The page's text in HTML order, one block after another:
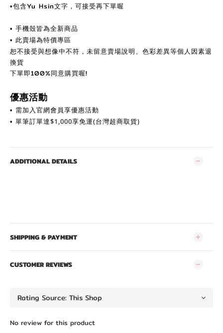
•包含Yu Hsin文字，可接受再下單喔
• 手機殼皆為全新商品
• 此賣場為特價專區
恕不接受與想像中不符，未留意賣場說明、色彩差異等個人因素退
換貨
下單即100%同意購買喔!
優惠活動
• 需加入官網會員享優惠活動
• 單筆訂單達$1,000享免運(台灣超商取貨)
ADDITIONAL DETAILS
SHIPPING & PAYMENT
CUSTOMER REVIEWS
No review for this product